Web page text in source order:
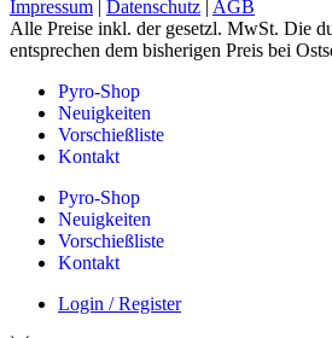
Impressum | Datenschutz | AGB
Alle Preise inkl. der gesetzl. MwSt. Die
entsprechen dem bisherigen Preis bei
Pyro-Shop
Neuigkeiten
Vorschießliste
Kontakt
Pyro-Shop
Neuigkeiten
Vorschießliste
Kontakt
Login / Register